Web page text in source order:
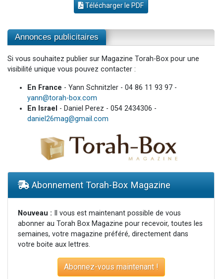
Télécharger le PDF
Annonces publicitaires
Si vous souhaitez publier sur Magazine Torah-Box pour une
visibilité unique vous pouvez contacter :
En France - Yann Schnitzler - 04 86 11 93 97 -
yann@torah-box.com
En Israel - Daniel Perez - 054 2434306 -
daniel26mag@gmail.com
Abonnement Torah-Box Magazine
Nouveau : Il vous est maintenant possible de vous
abonner au Torah Box Magazine pour recevoir, toutes les
semaines, votre magazine préféré, directement dans
votre boite aux lettres.
Abonnez-vous maintenant !